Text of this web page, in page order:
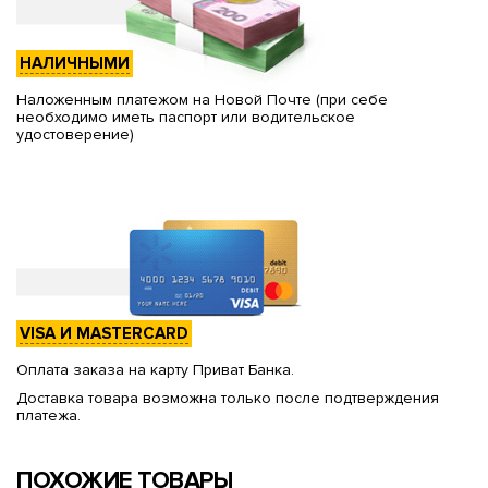
НАЛИЧНЫМИ
Наложенным платежом на Новой Почте (при себе
необходимо иметь паспорт или водительское
удостоверение)
VISA И MASTERCARD
Оплата заказа на карту Приват Банка.
Доставка товара возможна только после подтверждения
платежа.
ПОХОЖИЕ ТОВАРЫ